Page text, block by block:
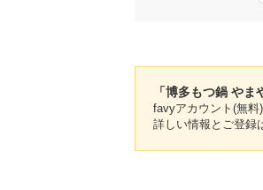
「博多もつ鍋 や
favyアカウント(無料
詳しい情報とご登録